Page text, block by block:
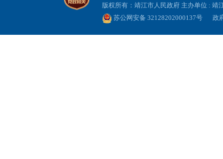
版权所有：靖江市人民政府 主办单位 : 靖
苏公网安备 32128202000137号
政